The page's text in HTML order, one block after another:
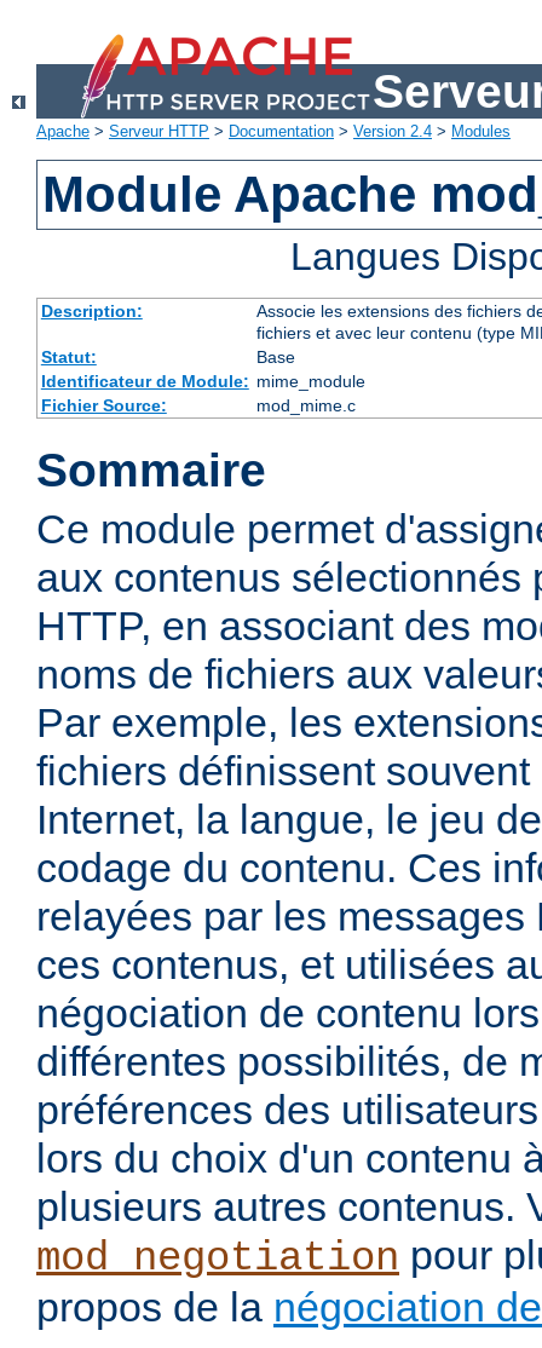
Apache > Serveur HTTP > Documentation > Version 2.4 > Modules
Module Apache
Langues
Description:
Associe les extensions des fichiers
fichiers et avec leur contenu (type
Statut:
Base
Identificateur de Module: mime_module
Fichier Source:
mod_mime.c
Sommaire
Ce module permet
aux contenus sélectionnés
HTTP, en associant des
noms de fichiers aux
Par exemple, les
fichiers définissent
Internet, la langue, le jeu
codage du contenu. Ces
relayées par les
ces contenus, et utilisées
négociation de contenu
différentes possibilités, de
préférences des
lors du choix d'un contenu
plusieurs autres contenus.
mod_negotiation pour
propos de la négociation